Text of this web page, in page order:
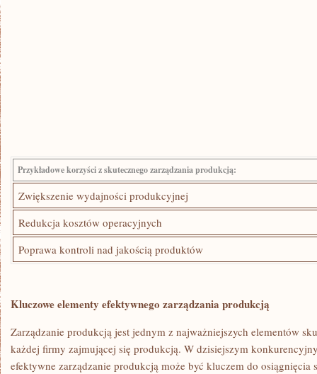
Przykładowe korzyści z skutecznego zarządzania produkcją:
Zwiększenie ⁣wydajności produkcyjnej
Redukcja kosztów operacyjnych
Poprawa kontroli‍ nad jakością produktów
Kluczowe elementy ‍efektywnego ‍zarządzania produkcją
Zarządzanie produkcją jest jednym z ​najważniejszych elementów
każdej firmy⁣ zajmującej się produkcją. W​ dzisiejszym
efektywne zarządzanie produkcją może być kluczem ​do osiągnięcia